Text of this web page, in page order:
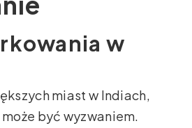
w
miast w Indiach,
być wyzwaniem.